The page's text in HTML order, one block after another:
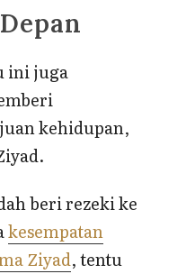
ini juga
kehidupan,
beri rezeki ke
kesempatan
Ziyad, tentu